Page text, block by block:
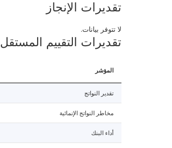
تقديرات الإنجاز
لا تتوفر بيانات.
تقديرات التقييم المستقل
المؤشر
تقدير النواتج
مخاطر النواتج الإنمائية
أداء البنك